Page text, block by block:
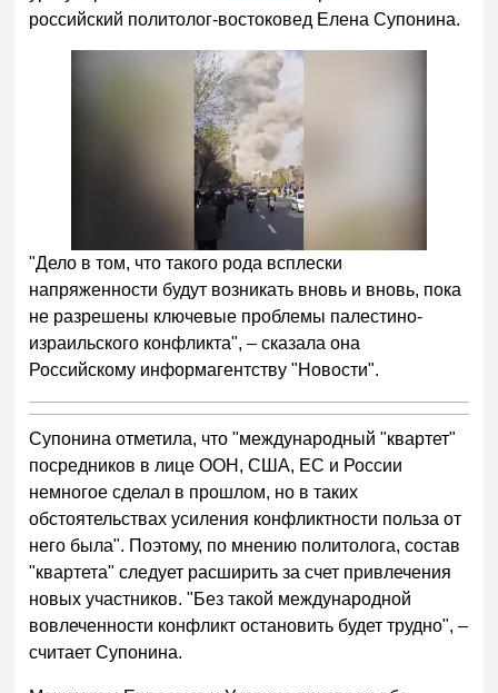
российский политолог-востоковед Елена Супонина.
"Дело в том, что такого рода всплески
напряженности будут возникать вновь и вновь, пока
не разрешены ключевые проблемы палестино-
израильского конфликта", – сказала она
Российскому информагентству "Новости".
Супонина отметила, что "международный "квартет"
посредников в лице ООН, США, ЕС и России
немногое сделал в прошлом, но в таких
обстоятельствах усиления конфликтности польза от
него была". Поэтому, по мнению политолога, состав
"квартета" следует расширить за счет привлечения
новых участников. "Без такой международной
вовлеченности конфликт остановить будет трудно", –
считает Супонина.